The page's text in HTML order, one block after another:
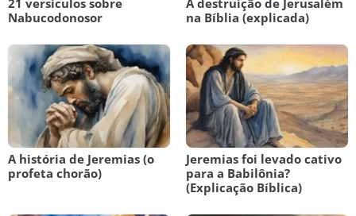
21 versículos sobre
Nabucodonosor
A destruição de Jerusalém
na Bíblia (explicada)
A história de Jeremias (o
profeta chorão)
Jeremias foi levado cativo
para a Babilônia?
(Explicação Bíblica)